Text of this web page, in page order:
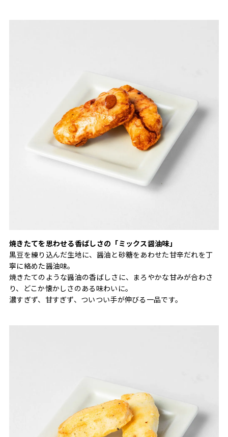
焼きたてを思わせる香ばしさの「ミックス醤油味」
黒豆を練り込んだ生地に、醤油と砂糖をあわせた甘辛だれを丁
寧に絡めた醤油味。
焼きたてのような醤油の香ばしさに、まろやかな甘みが合わさ
り、どこか懐かしさのある味わいに。
濃すぎず、甘すぎず、ついつい手が伸びる一品です。